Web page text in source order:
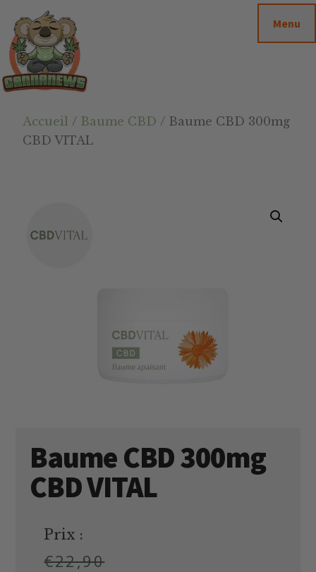
contenu
principal
barre
latérale
principale
footer
Cannanews.fr
Menu
Accueil / Baume CBD / Baume CBD 300mg
CBD VITAL
Baume CBD 300mg
CBD VITAL
Prix :
€22,90